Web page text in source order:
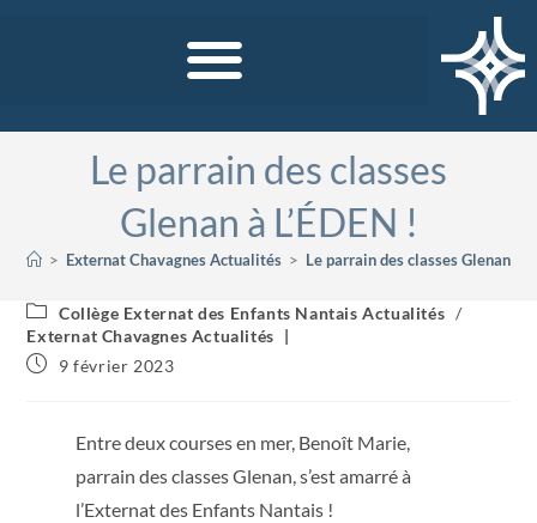
Le parrain des classes
Glenan à L’ÉDEN !
> Externat Chavagnes Actualités > Le parrain des classes Glenan à
Collège Externat des Enfants Nantais Actualités /
Externat Chavagnes Actualités
9 février 2023
Entre deux courses en mer, Benoît Marie,
parrain des classes Glenan, s’est amarré à
l’Externat des Enfants Nantais !